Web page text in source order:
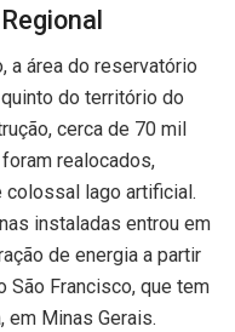
a área do reservatório
do território do
cerca de 70 mil
realocados,
lago artificial.
instaladas entrou em
de energia a partir
São Francisco, que tem
em Minas Gerais.